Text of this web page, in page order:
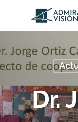
Hit enter
Dr.